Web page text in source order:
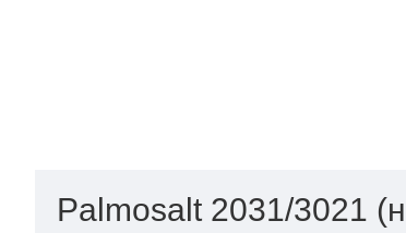
Palmosalt 2031/3021